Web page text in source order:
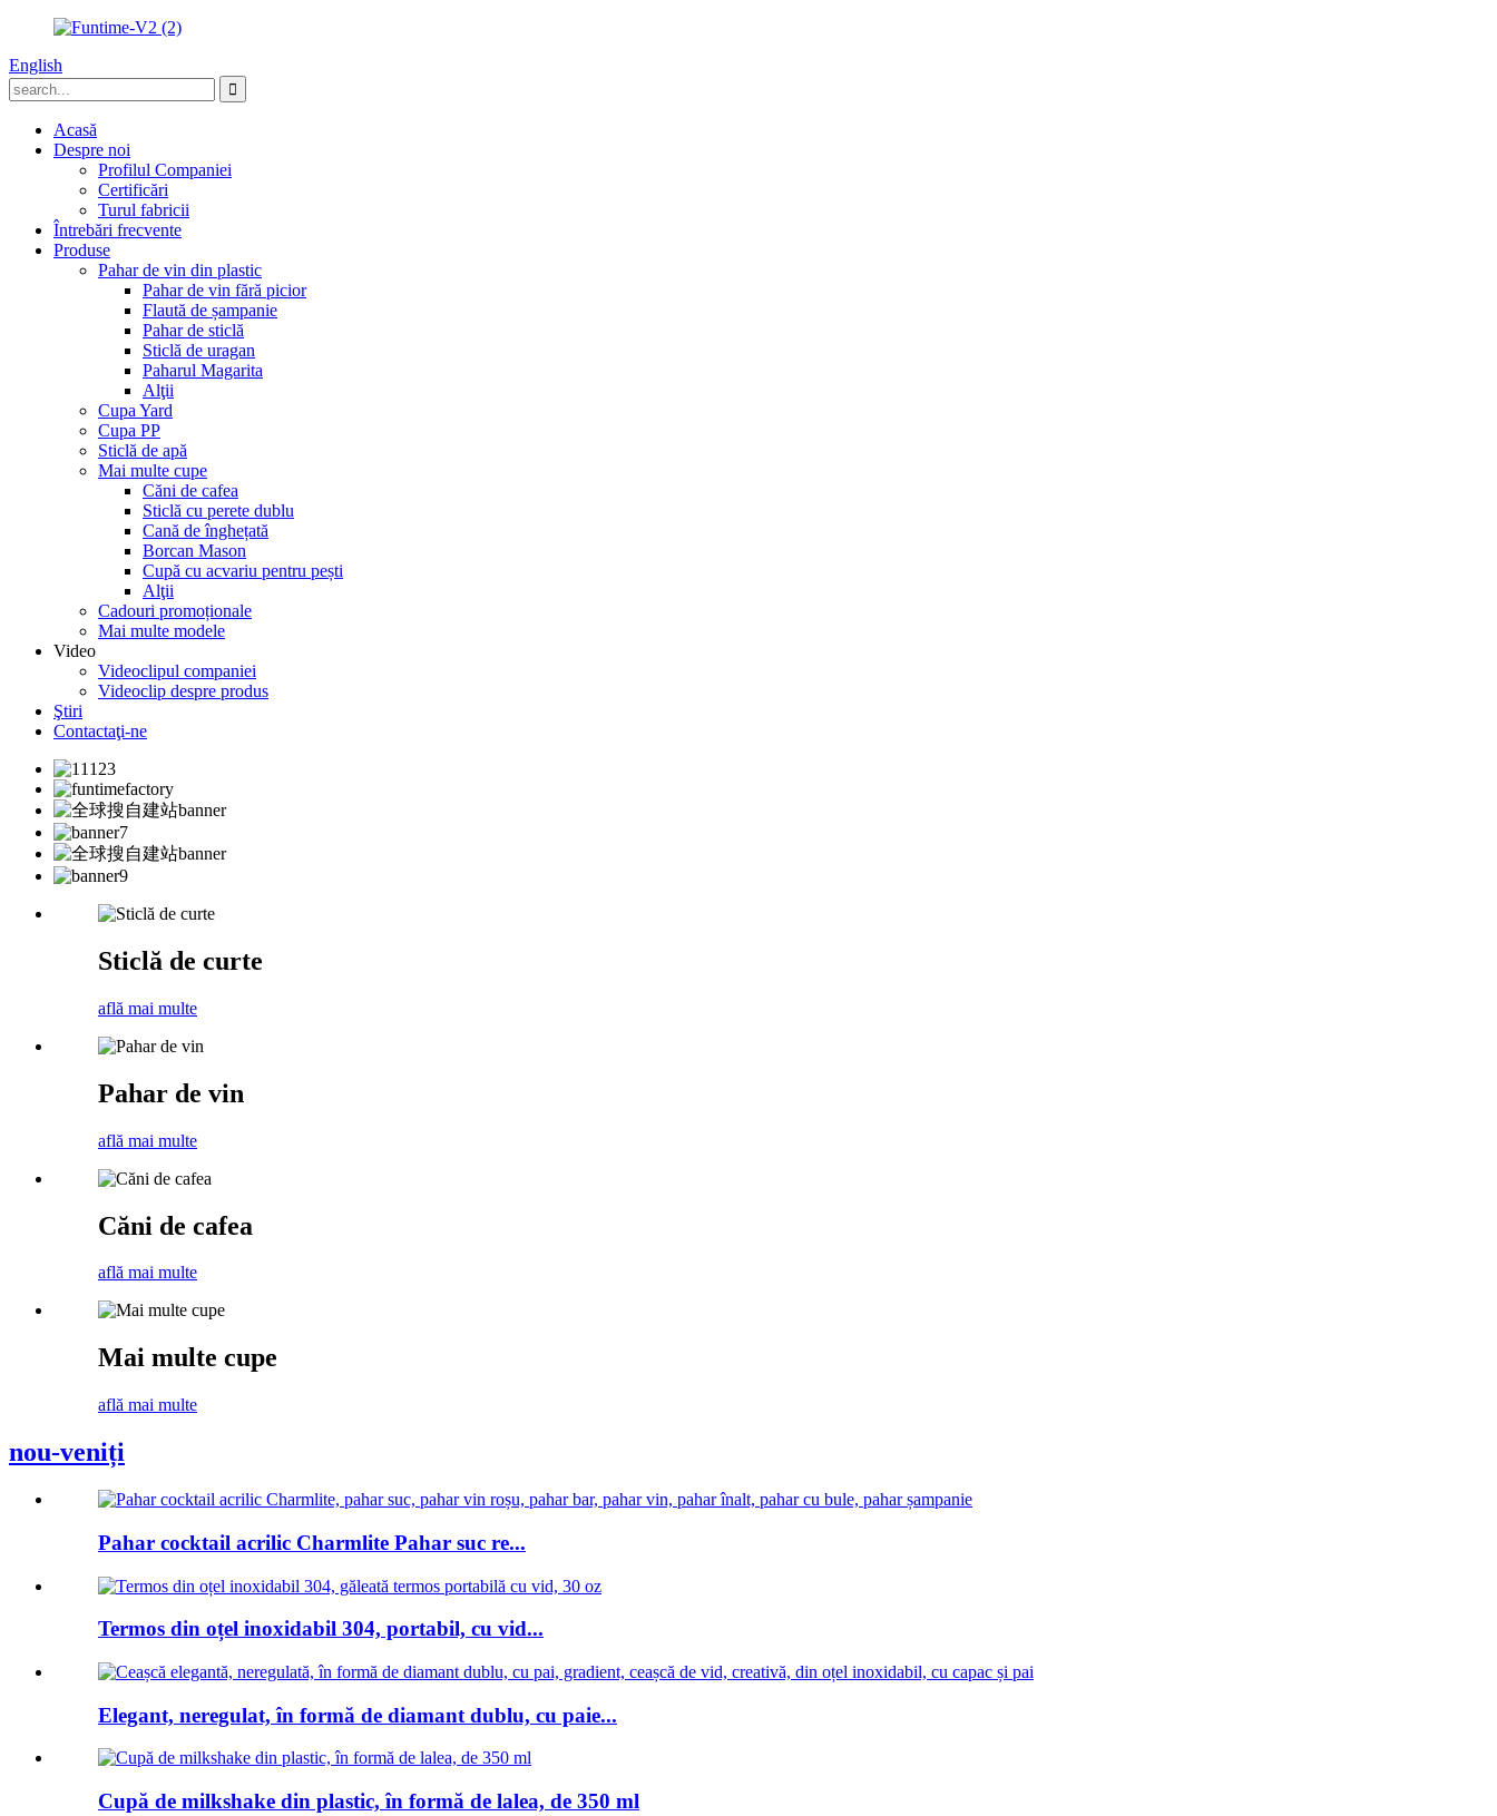
English
Acasă
Despre noi
Profilul Companiei
Certificări
Turul fabricii
Întrebări frecvente
Produse
Pahar de vin din plastic
Pahar de vin fără picior
Flaută de șampanie
Pahar de sticlă
Sticlă de uragan
Paharul Magarita
Alţii
Cupa Yard
Cupa PP
Sticlă de apă
Mai multe cupe
Căni de cafea
Sticlă cu perete dublu
Cană de înghețată
Borcan Mason
Cupă cu acvariu pentru pești
Alţii
Cadouri promoționale
Mai multe modele
Video
Videoclipul companiei
Videoclip despre produs
Ştiri
Contactaţi-ne
Sticlă de curte
află mai multe
Pahar de vin
află mai multe
Căni de cafea
află mai multe
Mai multe cupe
află mai multe
nou-veniți
Pahar cocktail acrilic Charmlite Pahar suc re...
Termos din oțel inoxidabil 304, portabil, cu vid...
Elegant, neregulat, în formă de diamant dublu, cu paie...
Cupă de milkshake din plastic, în formă de lalea, de 350 ml